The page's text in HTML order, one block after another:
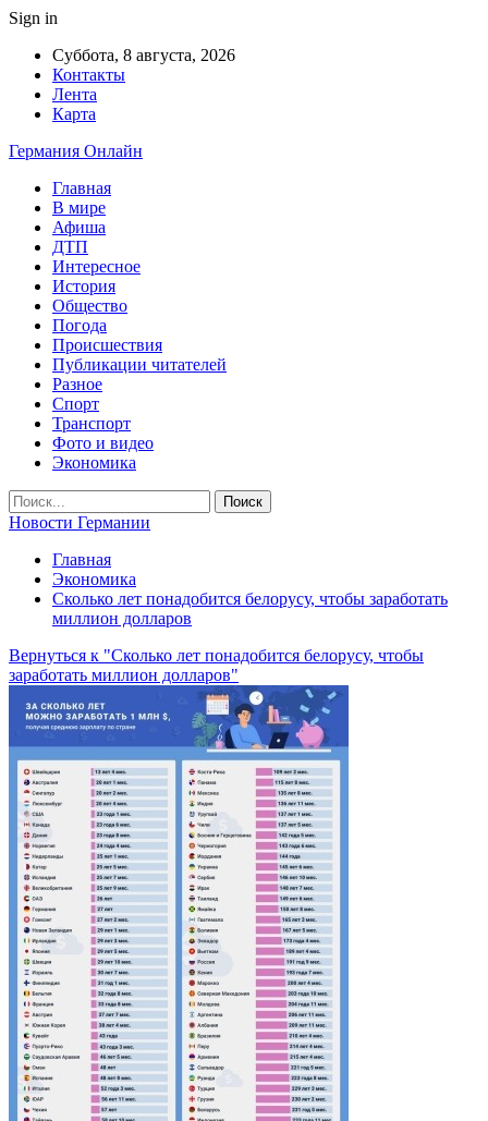
Sign in
Суббота, 8 августа, 2026
Контакты
Лента
Карта
Германия Онлайн
Главная
В мире
Афиша
ДТП
Интересное
История
Общество
Погода
Происшествия
Публикации читателей
Разное
Спорт
Транспорт
Фото и видео
Экономика
Новости Германии
Главная
Экономика
Сколько лет понадобится белорусу, чтобы заработать
миллион долларов
Вернуться к "Сколько лет понадобится белорусу, чтобы
заработать миллион долларов"